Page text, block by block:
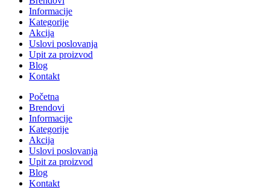
Informacije
Kategorije
Akcija
Uslovi poslovanja
Upit za proizvod
Blog
Kontakt
Početna
Brendovi
Informacije
Kategorije
Akcija
Uslovi poslovanja
Upit za proizvod
Blog
Kontakt